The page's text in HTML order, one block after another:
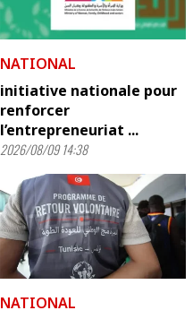
NATIONAL
initiative nationale pour
renforcer
l’entrepreneuriat ...
2026/08/09 14:38
NATIONAL